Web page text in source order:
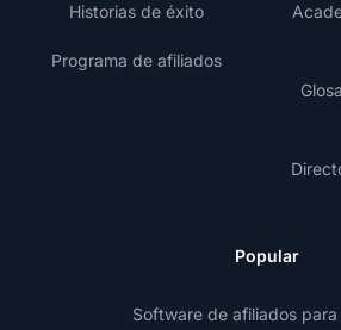
Historias de éxito
Programa de afiliados
Popular
Software de afiliados